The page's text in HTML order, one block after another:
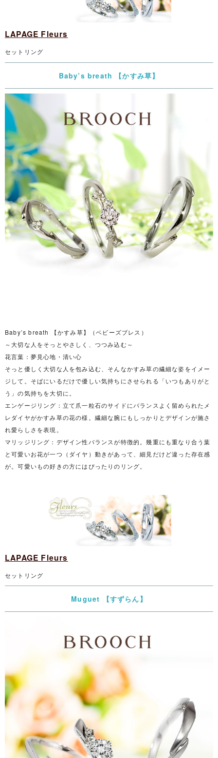
LAPAGE Fleurs
セットリング
Baby’s breath 【かすみ草】
Baby’s breath 【かすみ草】（ベビーズブレス）
～大切な人をそっとやさしく、つつみ込む～
花言葉：夢見心地・清い心
そっと優しく大切な人を包み込む、そんなかすみ草の繊細な姿をイメー
ジして。そばにいるだけで優しい気持ちにさせられる「いつもありがと
う」の気持ちを大切に。
エンゲージリング：立て爪一粒石のサイドにバランスよく留められたメ
レダイヤがかすみ草の花の様。繊細な腕にもしっかりとデザインが施さ
れ愛らしさを表現。
マリッジリング：デザイン性バランスが特徴的。幾重にも重なり合う葉
と可愛いお花が一つ（ダイヤ）動きがあって、細見だけど違った存在感
が。可愛いもの好きの方にはぴったりのリング。
LAPAGE Fleurs
セットリング
Muguet 【すずらん】